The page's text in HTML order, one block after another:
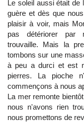
Le soleil aussi était de
guère et dès que
plaisir à voir, mais
pas détériorer par
trouvaille. Mais la
tombons sur une
à peu a durci et est
pierres. La pioche
commençons à nous
La mer remonte
nous n'avons rien
nous promettons de